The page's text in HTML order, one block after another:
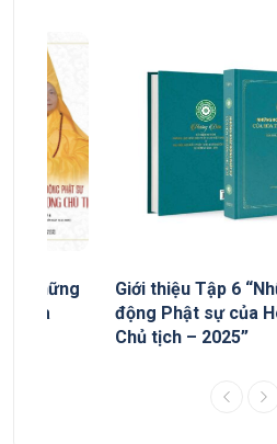
“Những
Hòa
Giới thiệu Tập 6
động Phật sự của
Chủ tịch – 2025”